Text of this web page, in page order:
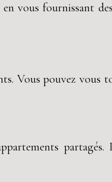
vous fournissant
Vous pouvez vous
partagés.